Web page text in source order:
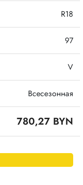
R18
97
V
Всесезонная
780,27 BYN